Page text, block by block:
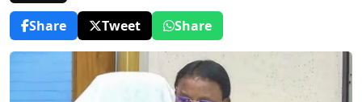
Share
Tweet Share